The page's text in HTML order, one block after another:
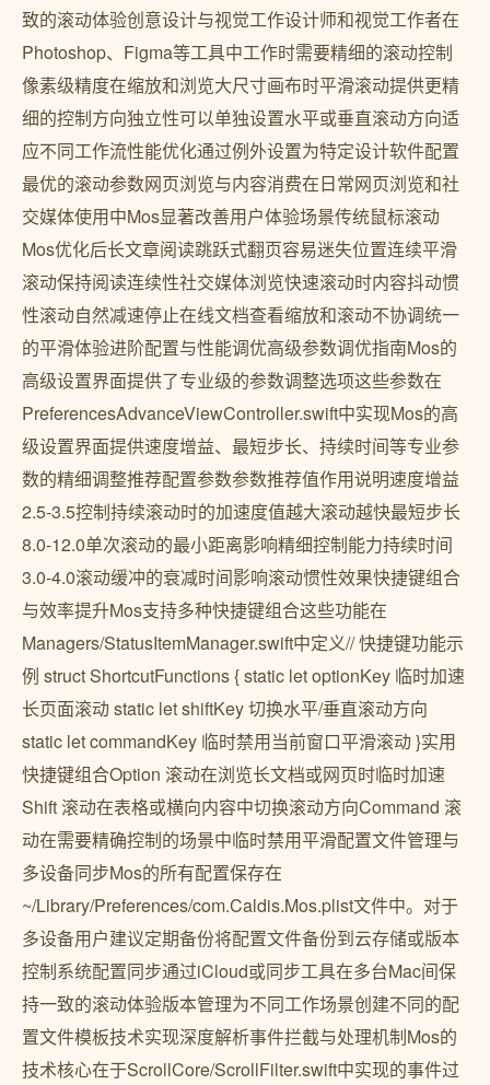
致的滚动体验创意设计与视觉工作设计师和视觉工作者在
Photoshop、Figma等工具中工作时需要精细的滚动控制
像素级精度在缩放和浏览大尺寸画布时平滑滚动提供更精
细的控制方向独立性可以单独设置水平或垂直滚动方向适
应不同工作流性能优化通过例外设置为特定设计软件配置
最优的滚动参数网页浏览与内容消费在日常网页浏览和社
交媒体使用中Mos显著改善用户体验场景传统鼠标滚动
Mos优化后长文章阅读跳跃式翻页容易迷失位置连续平滑
滚动保持阅读连续性社交媒体浏览快速滚动时内容抖动惯
性滚动自然减速停止在线文档查看缩放和滚动不协调统一
的平滑体验进阶配置与性能调优高级参数调优指南Mos的
高级设置界面提供了专业级的参数调整选项这些参数在
PreferencesAdvanceViewController.swift中实现Mos的高
级设置界面提供速度增益、最短步长、持续时间等专业参
数的精细调整推荐配置参数参数推荐值作用说明速度增益
2.5-3.5控制持续滚动时的加速度值越大滚动越快最短步长
8.0-12.0单次滚动的最小距离影响精细控制能力持续时间
3.0-4.0滚动缓冲的衰减时间影响滚动惯性效果快捷键组合
与效率提升Mos支持多种快捷键组合这些功能在
Managers/StatusItemManager.swift中定义// 快捷键功能示
例 struct ShortcutFunctions { static let optionKey 临时加速
长页面滚动 static let shiftKey 切换水平/垂直滚动方向
static let commandKey 临时禁用当前窗口平滑滚动 }实用
快捷键组合Option 滚动在浏览长文档或网页时临时加速
Shift 滚动在表格或横向内容中切换滚动方向Command 滚
动在需要精确控制的场景中临时禁用平滑配置文件管理与
多设备同步Mos的所有配置保存在
~/Library/Preferences/com.Caldis.Mos.plist文件中。对于
多设备用户建议定期备份将配置文件备份到云存储或版本
控制系统配置同步通过iCloud或同步工具在多台Mac间保
持一致的滚动体验版本管理为不同工作场景创建不同的配
置文件模板技术实现深度解析事件拦截与处理机制Mos的
技术核心在于ScrollCore/ScrollFilter.swift中实现的事件过